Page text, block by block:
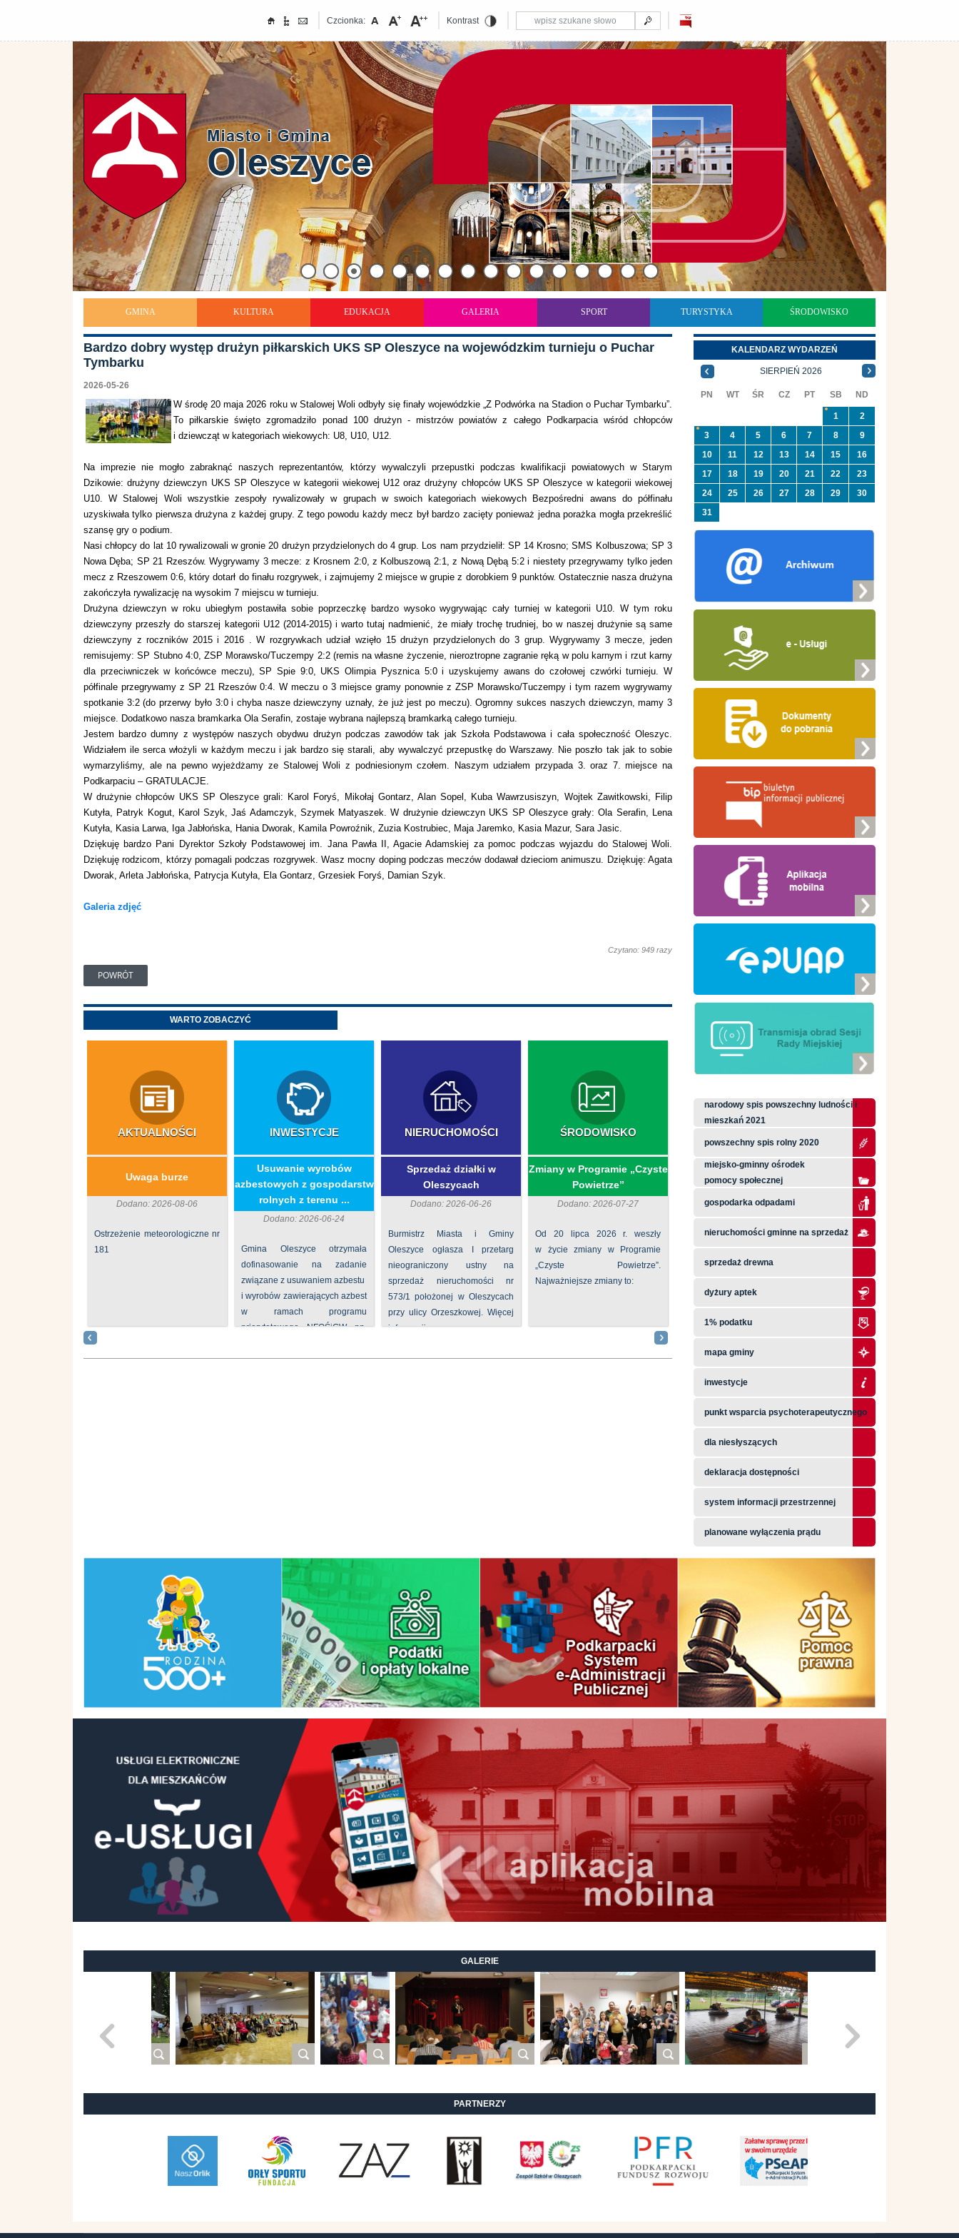
Czcionka: Kontrast
GMINA KULTURA EDUKACJA GALERIA SPORT TURYSTYKA ŚRODOWISKO
Bardzo dobry występ drużyn piłkarskich UKS SP Oleszyce na wojewódzkim turnieju o Puchar
Tymbarku
2026-05-26
W środę 20 maja 2026 roku w Stalowej Woli odbyły się finały wojewódzkie „Z Podwórka na Stadion o Puchar Tymbarku”.
To piłkarskie święto zgromadziło ponad 100 drużyn - mistrzów powiatów z całego Podkarpacia wśród chłopców
i dziewcząt w kategoriach wiekowych: U8, U10, U12.
Na imprezie nie mogło zabraknąć naszych reprezentantów, którzy wywalczyli przepustki podczas kwalifikacji powiatowych w Starym
Dzikowie: drużyny dziewczyn UKS SP Oleszyce w kategorii wiekowej U12 oraz drużyny chłopców UKS SP Oleszyce w kategorii wiekowej
U10. W Stalowej Woli wszystkie zespoły rywalizowały w grupach w swoich kategoriach wiekowych Bezpośredni awans do półfinału
uzyskiwała tylko pierwsza drużyna z każdej grupy. Z tego powodu każdy mecz był bardzo zacięty ponieważ jedna porażka mogła przekreślić
szansę gry o podium.
Nasi chłopcy do lat 10 rywalizowali w gronie 20 drużyn przydzielonych do 4 grup. Los nam przydzielił: SP 14 Krosno; SMS Kolbuszowa; SP 3
Nowa Dęba; SP 21 Rzeszów. Wygrywamy 3 mecze: z Krosnem 2:0, z Kolbuszową 2:1, z Nową Dębą 5:2 i niestety przegrywamy tylko jeden
mecz z Rzeszowem 0:6, który dotarł do finału rozgrywek, i zajmujemy 2 miejsce w grupie z dorobkiem 9 punktów. Ostatecznie nasza drużyna
zakończyła rywalizację na wysokim 7 miejscu w turnieju.
Drużyna dziewczyn w roku ubiegłym postawiła sobie poprzeczkę bardzo wysoko wygrywając cały turniej w kategorii U10. W tym roku
dziewczyny przeszły do starszej kategorii U12 (2014-2015) i warto tutaj nadmienić, że miały trochę trudniej, bo w naszej drużynie są same
dziewczyny z roczników 2015 i 2016 . W rozgrywkach udział wzięło 15 drużyn przydzielonych do 3 grup. Wygrywamy 3 mecze, jeden
remisujemy: SP Stubno 4:0, ZSP Morawsko/Tuczempy 2:2 (remis na własne życzenie, nieroztropne zagranie ręką w polu karnym i rzut karny
dla przeciwniczek w końcówce meczu), SP Spie 9:0, UKS Olimpia Pysznica 5:0 i uzyskujemy awans do czołowej czwórki turnieju. W
półfinale przegrywamy z SP 21 Rzeszów 0:4. W meczu o 3 miejsce gramy ponownie z ZSP Morawsko/Tuczempy i tym razem wygrywamy
spotkanie 3:2 (do przerwy było 3:0 i chyba nasze dziewczyny uznały, że już jest po meczu). Ogromny sukces naszych dziewczyn, mamy 3
miejsce. Dodatkowo nasza bramkarka Ola Serafin, zostaje wybrana najlepszą bramkarką całego turnieju.
Jestem bardzo dumny z występów naszych obydwu drużyn podczas zawodów tak jak Szkoła Podstawowa i cała społeczność Oleszyc.
Widziałem ile serca włożyli w każdym meczu i jak bardzo się starali, aby wywalczyć przepustkę do Warszawy. Nie poszło tak jak to sobie
wymarzyliśmy, ale na pewno wyjeżdżamy ze Stalowej Woli z podniesionym czołem. Naszym udziałem przypada 3. oraz 7. miejsce na
Podkarpaciu – GRATULACJE.
W drużynie chłopców UKS SP Oleszyce grali: Karol Foryś, Mikołaj Gontarz, Alan Sopel, Kuba Wawrzusiszyn, Wojtek Zawitkowski, Filip
Kutyła, Patryk Kogut, Karol Szyk, Jaś Adamczyk, Szymek Matyaszek. W drużynie dziewczyn UKS SP Oleszyce grały: Ola Serafin, Lena
Kutyła, Kasia Larwa, Iga Jabłońska, Hania Dworak, Kamila Powroźnik, Zuzia Kostrubiec, Maja Jaremko, Kasia Mazur, Sara Jasic.
Dziękuję bardzo Pani Dyrektor Szkoły Podstawowej im. Jana Pawła II, Agacie Adamskiej za pomoc podczas wyjazdu do Stalowej Woli.
Dziękuję rodzicom, którzy pomagali podczas rozgrywek. Wasz mocny doping podczas meczów dodawał dzieciom animuszu. Dziękuję: Agata
Dworak, Arleta Jabłońska, Patrycja Kutyła, Ela Gontarz, Grzesiek Foryś, Damian Szyk.
Galeria zdjęć
Czytano: 949 razy
POWRÓT
WARTO ZOBACZYĆ
AKTUALNOŚCI
Uwaga burze
Dodano: 2026-08-06
Ostrzeżenie meteorologiczne nr
181
INWESTYCJE
​Usuwanie wyrobów
azbestowych z gospodarstw
rolnych z terenu ...
Dodano: 2026-06-24
Gmina Oleszyce otrzymała
dofinasowanie na zadanie
związane z usuwaniem azbestu
i wyrobów zawierających azbest
w ramach programu
priorytetowego NFOŚiGW pn.
NIERUCHOMOŚCI
Sprzedaż działki w
Oleszycach
Dodano: 2026-06-26
Burmistrz Miasta i Gminy
Oleszyce ogłasza I przetarg
nieograniczony ustny na
sprzedaż nieruchomości nr
573/1 położonej w Oleszycach
przy ulicy Orzeszkowej. Więcej
informacji ...
ŚRODOWISKO
Zmiany w Programie „Czyste
Powietrze”
Dodano: 2026-07-27
Od 20 lipca 2026 r. weszły
w życie zmiany w Programie
„Czyste Powietrze”.
Najważniejsze zmiany to:
KALENDARZ WYDARZEŃ
SIERPIEŃ 2026
PN WT ŚR CZ PT SB ND
1
2
3
4 5 6 7 8
9
10
11 12 13 14 15
16
17
18 19 20 21 22
23
24
25 26 27 28 29
30
31
narodowy spis powszechny ludności i
mieszkań 2021
powszechny spis rolny 2020
miejsko-gminny ośrodek
pomocy społecznej
gospodarka odpadami
nieruchomości gminne na sprzedaż
sprzedaż drewna
dyżury aptek
1% podatku
mapa gminy
inwestycje
punkt wsparcia psychoterapeutycznego
dla niesłyszących
deklaracja dostępności
system informacji przestrzennej
planowane wyłączenia prądu
GALERIE
PARTNERZY